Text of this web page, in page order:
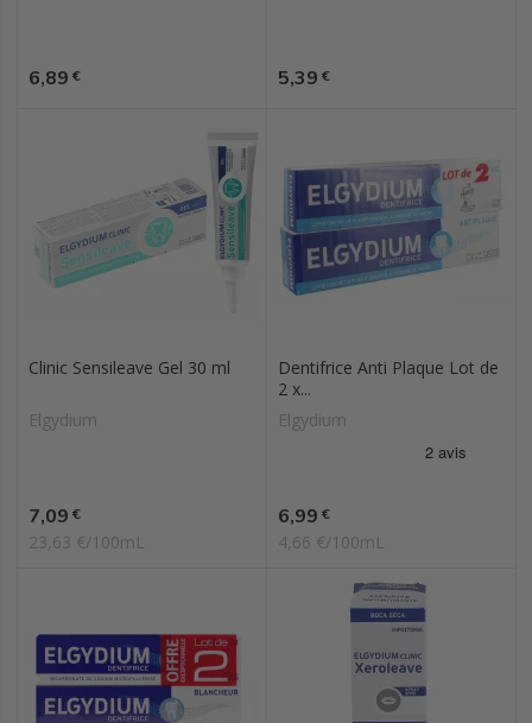
Prix
6,89 € Prix
5,39 €
Clinic Sensileave Gel 30 ml
Elgydium
Prix
7,09 €
23,63 €/100mL
Dentifrice Anti Plaque Lot de
2 x...
Elgydium
Prix
6,99 €
4,66 €/100mL